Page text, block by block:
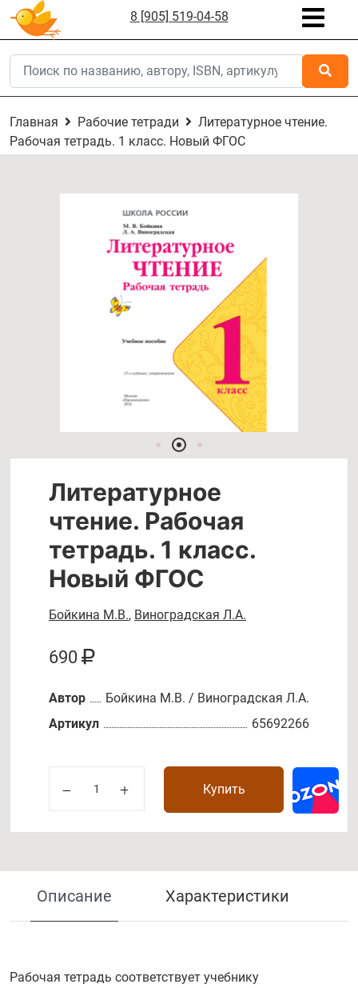
8 [905] 519-04-58
Главная Рабочие тетради
Литературное чтение.
Рабочая тетрадь. 1 класс. Новый ФГОС
Литературное
чтение. Рабочая
тетрадь. 1 класс.
Новый ФГОС
Бойкина М.В., Виноградская Л.А.
690
Автор
Бойкина М.В. / Виноградская Л.А.
Артикул
65692266
Купить
Описание Характеристики
Рабочая тетрадь соответствует учебнику